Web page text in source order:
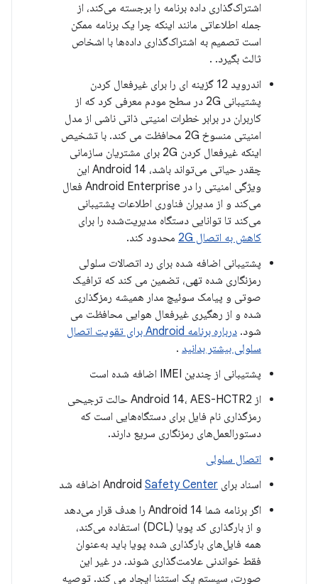
اشتراک‌گذاری داده برنامه را برجسته می‌کند، از
جمله اطلاعاتی مانند اینکه چرا یک برنامه ممکن
است تصمیم به اشتراک‌گذاری داده‌ها با اشخاص
ثالث بگیرد. .
اندروید 12 گزینه ای را برای غیرفعال کردن
پشتیبانی 2G در سطح مودم معرفی کرد که از
کاربران در برابر خطرات امنیتی ذاتی ناشی از مدل
امنیتی منسوخ 2G محافظت می کند. با تشخیص
اینکه غیرفعال کردن 2G برای مشتریان سازمانی
چقدر حیاتی می‌تواند باشد، Android 14 این
ویژگی امنیتی را در Android Enterprise فعال
می‌کند و از مدیران فناوری اطلاعات پشتیبانی
می‌کند تا توانایی دستگاه مدیریت‌شده را برای
کاهش به اتصال 2G
محدود کند.
پشتیبانی اضافه شده برای رد اتصالات سلولی
رمزنگاری شده تهی، تضمین می کند که ترافیک
صوتی و پیامک سوئیچ مدار همیشه رمزگذاری
شده و از رهگیری غیرفعال هوایی محافظت می
شود.
درباره برنامه Android برای تقویت اتصال
سلولی بیشتر بدانید .
پشتیبانی از چندین IMEI اضافه شده است
از Android 14، AES-HCTR2 حالت ترجیحی
رمزگذاری نام فایل برای دستگاه‌هایی است که
دستورالعمل‌های رمزنگاری سریع دارند.
اتصال سلولی
اسناد برای Android Safety Center
اضافه شد
اگر برنامه شما Android 14 را هدف قرار می‌دهد
و از بارگذاری کد پویا (DCL) استفاده می‌کند،
همه فایل‌های بارگذاری شده پویا باید به‌عنوان
فقط خواندنی علامت‌گذاری شوند. در غیر این
صورت، سیستم یک استثنا ایجاد می کند. توصیه